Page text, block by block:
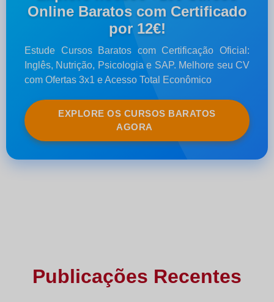
Online Baratos com Certificado
por 12€!
Estude Cursos Baratos com Certificação Oficial:
Inglês, Nutrição, Psicologia e SAP. Melhore seu CV
com Ofertas 3x1 e Acesso Total Econômico
EXPLORE OS CURSOS BARATOS
AGORA
Publicações Recentes